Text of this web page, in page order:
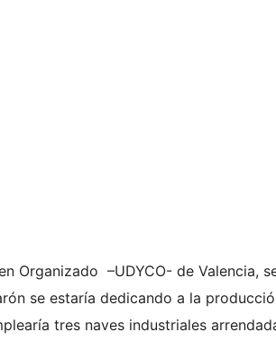
Organizado –UDYCO- de Valencia,
se estaría dedicando a la
tres naves industriales